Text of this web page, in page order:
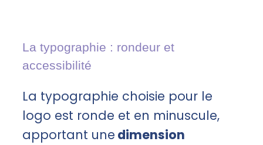
La typographie : rondeur et
accessibilité
La typographie choisie pour le
logo est ronde et en minuscule,
apportant une dimension